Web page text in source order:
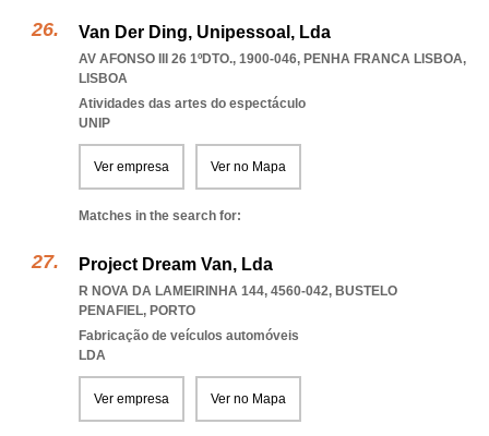
Van Der Ding, Unipessoal, Lda
AV AFONSO III 26 1ºDTO., 1900-046, PENHA FRANCA LISBOA,
LISBOA
Atividades das artes do espectáculo
UNIP
Ver empresa Ver no Mapa
Matches in the search for:
Project Dream Van, Lda
R NOVA DA LAMEIRINHA 144, 4560-042, BUSTELO
PENAFIEL, PORTO
Fabricação de veículos automóveis
LDA
Ver empresa Ver no Mapa